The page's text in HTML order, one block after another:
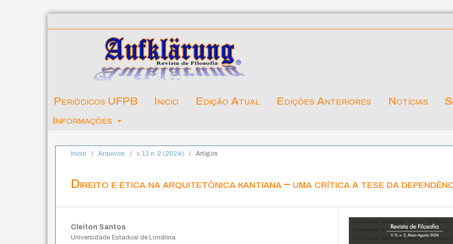
Periódicos UFPB Inicio Edição Atual Edições Anteriores Notícias
Informações
Início / Arquivos / v. 11 n. 2 (2024) / Artigos
Direito e ética na arquitetônica kantiana – uma crítica à tese da
Cleiton Santos
Universidade Estadual de Londrina